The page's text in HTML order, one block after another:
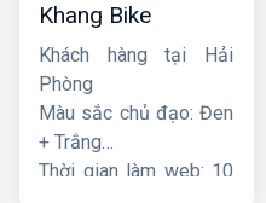
Khang Bike
Khách hàng tại Hải
Phòng
Màu sắc chủ đạo: Đen
+ Trắng
Thời gian làm web: 10